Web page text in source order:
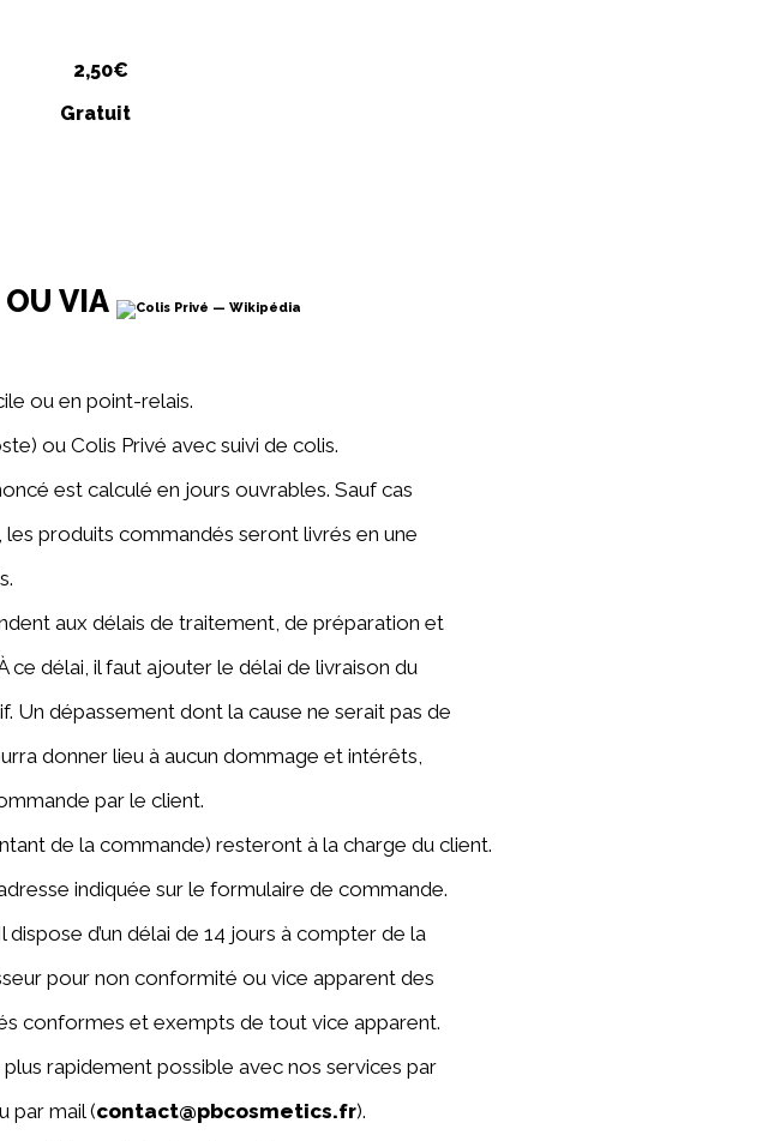
2,50€
Gratuit
OU VIA
ou en point-relais.
ou Colis Privé avec suivi de colis.
est calculé en jours ouvrables. Sauf cas
les produits commandés seront livrés en une
aux délais de traitement, de préparation et
délai, il faut ajouter le délai de livraison du
Un dépassement dont la cause ne serait pas de
donner lieu à aucun dommage et intérêts,
par le client.
de la commande) resteront à la charge du client.
indiquée sur le formulaire de commande.
d’un délai de 14 jours à compter de la
pour non conformité ou vice apparent des
conformes et exempts de tout vice apparent.
rapidement possible avec nos services par
par mail (contact@pbcosmetics.fr).